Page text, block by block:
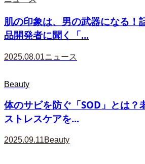
肌の印象は、男の武器になる！
品開発者に聞く「...
2025.08.01ニュース
Beauty
体のサビを防ぐ「SOD」とは？
ストレスケアを...
2025.09.11Beauty